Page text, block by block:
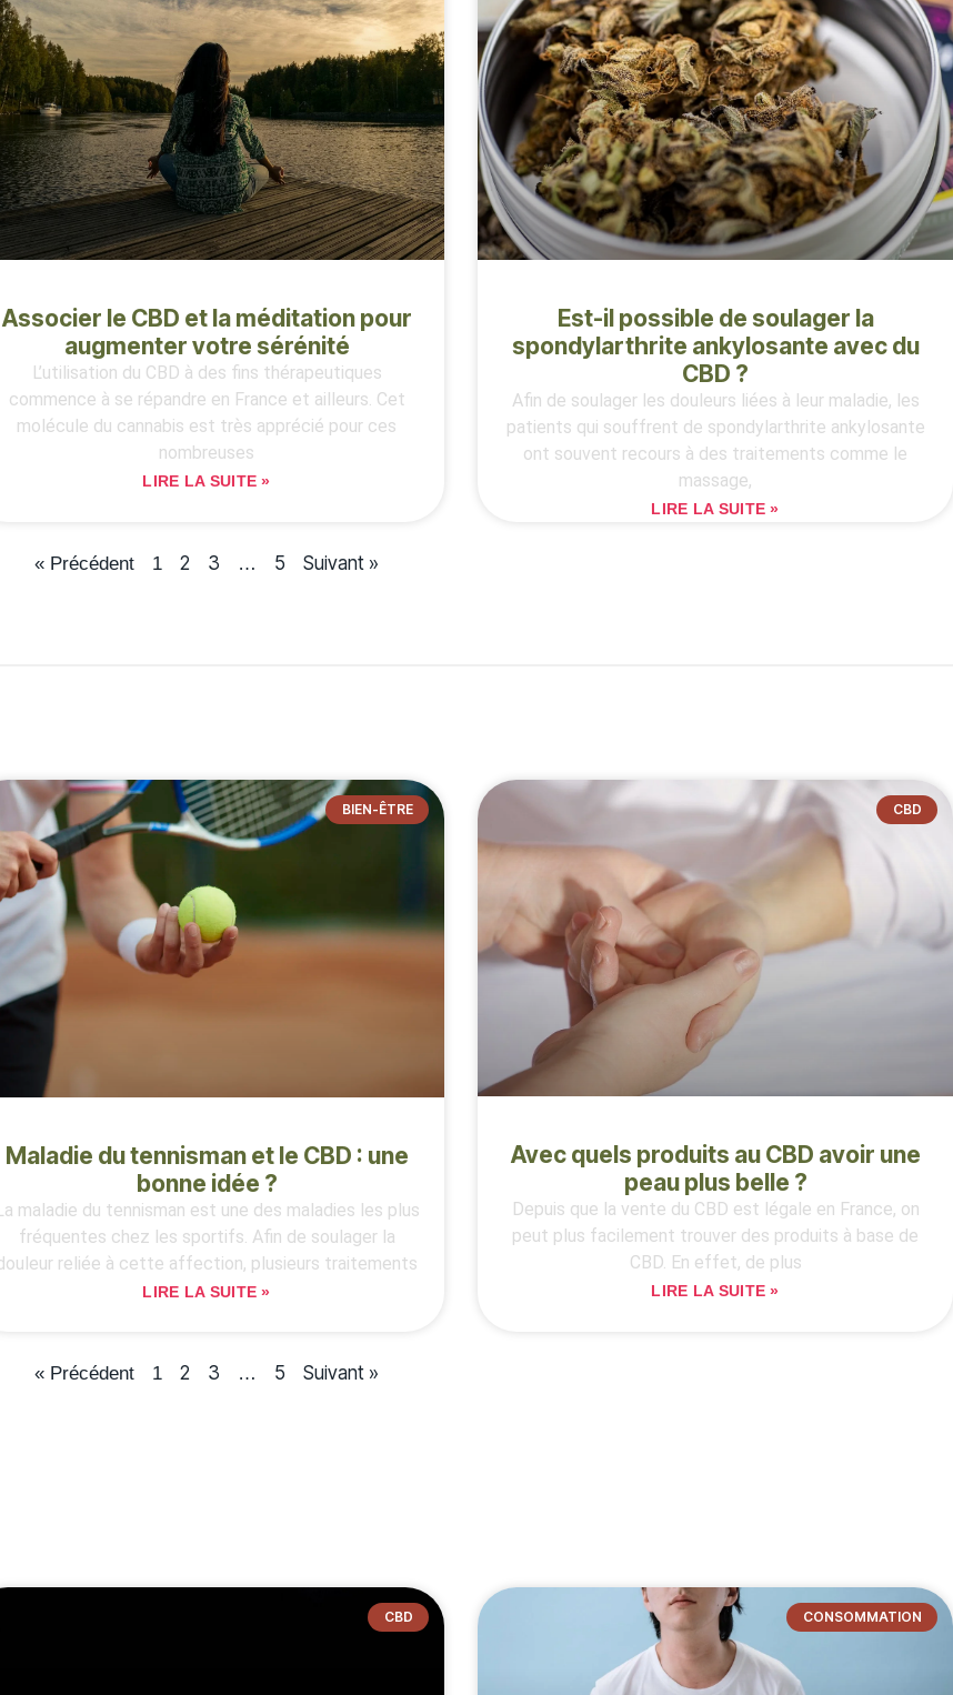
Associer le CBD et la méditation pour
augmenter votre sérénité
L’utilisation du CBD à des fins thérapeutiques
commence à se répandre en France et ailleurs. Cet
molécule du cannabis est très apprécié pour ces
nombreuses
LIRE LA SUITE »
Est-il possible de soulager la
spondylarthrite ankylosante avec du
CBD ?
Afin de soulager les douleurs liées à leur maladie, les
patients qui souffrent de spondylarthrite ankylosante
ont souvent recours à des traitements comme le
massage,
LIRE LA SUITE »
« Précédent 1 2 3 … 5 Suivant »
BIEN-ÊTRE
Maladie du tennisman et le CBD : une
bonne idée ?
maladie du tennisman est une des maladies les plus
fréquentes chez les sportifs. Afin de soulager la
reliée à cette affection, plusieurs traitements
LIRE LA SUITE »
CBD
Avec quels produits au CBD avoir une
peau plus belle ?
Depuis que la vente du CBD est légale en France, on
peut plus facilement trouver des produits à base de
CBD. En effet, de plus
LIRE LA SUITE »
« Précédent 1 2 3 … 5 Suivant »
CBD CONSOMMATION